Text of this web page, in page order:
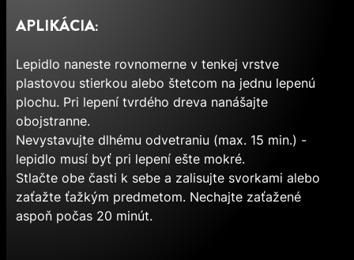
APLIKÁCIA:
Lepidlo naneste rovnomerne v tenkej vrstve
plastovou stierkou alebo štetcom na jednu lepenú
plochu. Pri lepení tvrdého dreva nanášajte
obojstranne.
Nevystavujte dlhému odvetraniu (max. 15 min.) -
lepidlo musí byť pri lepení ešte mokré.
Stlačte obe časti k sebe a zalisujte svorkami alebo
zaťažte ťažkým predmetom. Nechajte zaťažené
aspoň počas 20 minút.